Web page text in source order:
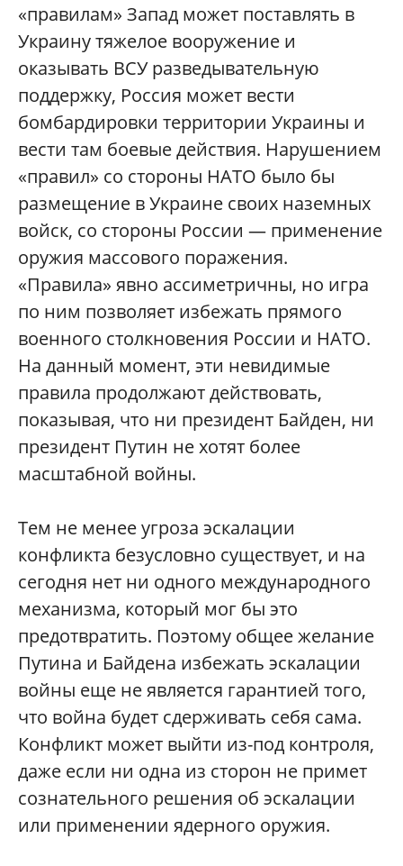
«правилам» Запад может поставлять в
Украину тяжелое вооружение и
оказывать ВСУ разведывательную
поддержку, Россия может вести
бомбардировки территории Украины и
вести там боевые действия. Нарушением
«правил» со стороны НАТО было бы
размещение в Украине своих наземных
войск, со стороны России — применение
оружия массового поражения.
«Правила» явно ассиметричны, но игра
по ним позволяет избежать прямого
военного столкновения России и НАТО.
На данный момент, эти невидимые
правила продолжают действовать,
показывая, что ни президент Байден, ни
президент Путин не хотят более
масштабной войны.
Тем не менее угроза эскалации
конфликта безусловно существует, и на
сегодня нет ни одного международного
механизма, который мог бы это
предотвратить. Поэтому общее желание
Путина и Байдена избежать эскалации
войны еще не является гарантией того,
что война будет сдерживать себя сама.
Конфликт может выйти из-под контроля,
даже если ни одна из сторон не примет
сознательного решения об эскалации
или применении ядерного оружия.